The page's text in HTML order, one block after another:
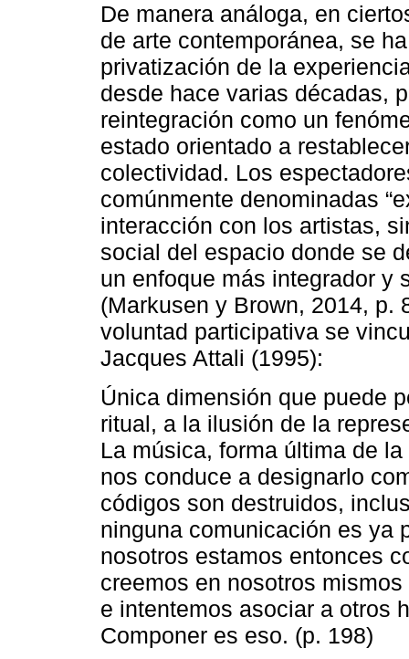
De manera análoga, en
de arte contemporánea, se
privatización de la
desde hace varias décadas,
reintegración como un
estado orientado a
colectividad. Los
comúnmente denominadas
interacción con los artistas,
social del espacio donde se
un enfoque más integrador y
(Markusen y Brown, 2014, p.
voluntad participativa se
Jacques Attali (1995):
Única dimensión que puede
ritual, a la ilusión de la
La música, forma última de
nos conduce a designarlo
códigos son destruidos,
ninguna comunicación es ya
nosotros estamos entonces
creemos en nosotros
e intentemos asociar a otros
Componer es eso. (p. 198)